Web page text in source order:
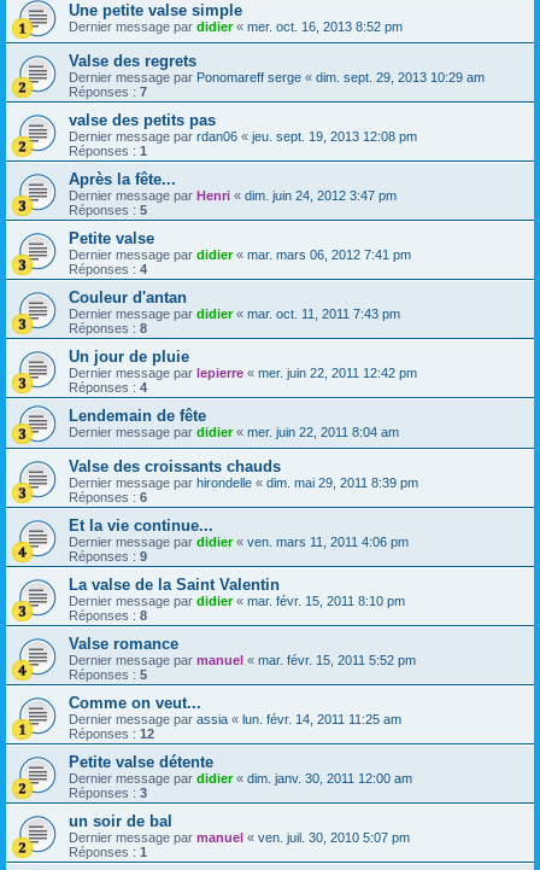
Une petite valse simple
Dernier message par didier« mer. oct. 16, 2013 8:52 pm
Valse des regrets
Dernier message par Ponomareff serge « dim. sept. 29, 2013 10:29 am
Réponses : 7
valse des petits pas
Dernier message par rdan06 « jeu. sept. 19, 2013 12:08 pm
Réponses : 1
Après la fête...
Dernier message par Henri « dim. juin 24, 2012 3:47 pm
Réponses : 5
Petite valse
Dernier message par didier« mar. mars 06, 2012 7:41 pm
Réponses : 4
Couleur d'antan
Dernier message par didier« mar. oct. 11, 2011 7:43 pm
Réponses : 8
Un jour de pluie
Dernier message par lepierre « mer. juin 22, 2011 12:42 pm
Réponses : 4
Lendemain de fête
Dernier message par didier« mer. juin 22, 2011 8:04 am
Valse des croissants chauds
Dernier message par hirondelle « dim. mai 29, 2011 8:39 pm
Réponses : 6
Et la vie continue...
Dernier message par didier« ven. mars 11, 2011 4:06 pm
Réponses : 9
La valse de la Saint Valentin
Dernier message par didier« mar. févr. 15, 2011 8:10 pm
Réponses : 8
Valse romance
Dernier message par manuel « mar. févr. 15, 2011 5:52 pm
Réponses : 5
Comme on veut...
Dernier message par assia « lun. févr. 14, 2011 11:25 am
Réponses : 12
Petite valse détente
Dernier message par didier« dim. janv. 30, 2011 12:00 am
Réponses : 3
un soir de bal
Dernier message par manuel « ven. juil. 30, 2010 5:07 pm
Réponses : 1